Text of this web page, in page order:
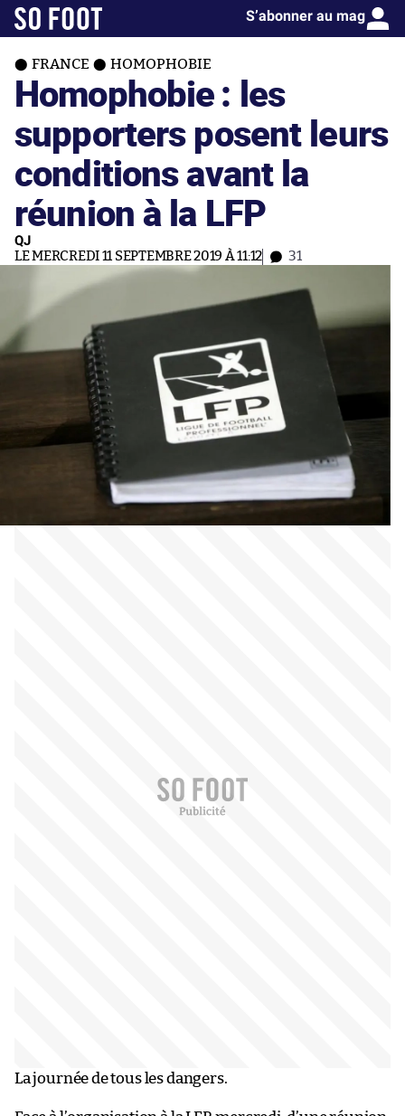
S’abonner au mag
FRANCE HOMOPHOBIE
Homophobie : les
supporters posent leurs
conditions avant la
réunion à la LFP
QJ
LE MERCREDI 11 SEPTEMBRE 2019 À 11:12 31
La journée de tous les dangers.